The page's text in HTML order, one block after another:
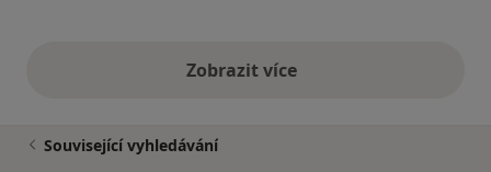
Zobrazit vícevýše uvedené názory
Související vyhledávání